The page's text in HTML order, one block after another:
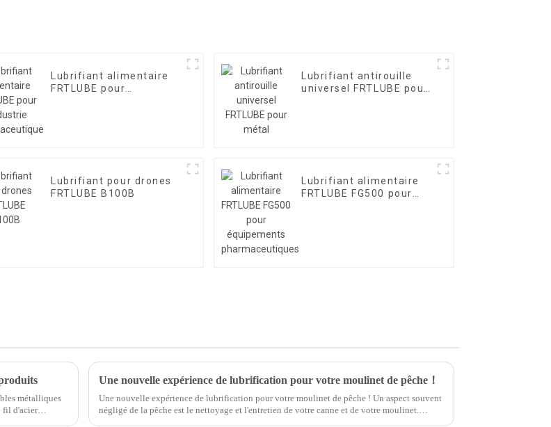
Lubrifiant alimentaire
FRTLUBE pour
Lubrifiant antirouille
universel FRTLUBE pour
Lubrifiant pour drones
FRTLUBE B100B
Lubrifiant alimentaire
FRTLUBE FG500 pour
métalliques
fil d'acier
Une nouvelle expérience de lubrification pour votre moulinet de pêche！
Une nouvelle expérience de lubrification pour votre moulinet de pêche ! Un aspect souvent
négligé de la pêche est le nettoyage et l'entretien de votre canne et de votre moulinet.